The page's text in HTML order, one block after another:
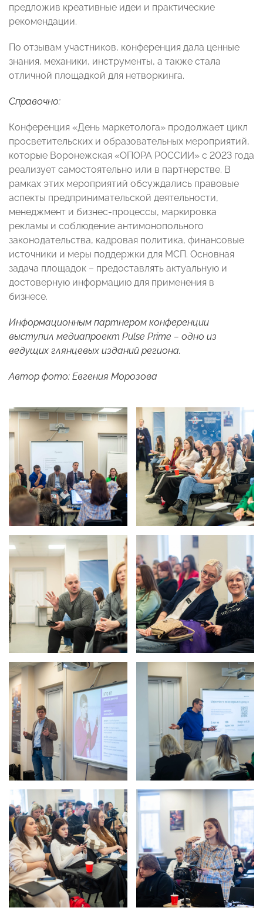
предложив креативные идеи и практические
рекомендации.
По отзывам участников, конференция дала ценные
знания, механики, инструменты, а также стала
отличной площадкой для нетворкинга.
Справочно:
Конференция «День маркетолога» продолжает цикл
просветительских и образовательных мероприятий,
которые Воронежская «ОПОРА РОССИИ» с 2023 года
реализует самостоятельно или в партнерстве. В
рамках этих мероприятий обсуждались правовые
аспекты предпринимательской деятельности,
менеджмент и бизнес-процессы, маркировка
рекламы и соблюдение антимонопольного
законодательства, кадровая политика, финансовые
источники и меры поддержки для МСП. Основная
задача площадок – предоставлять актуальную и
достоверную информацию для применения в
бизнесе.
Информационным партнером конференции
выступил медиапроект Pulse Prime – одно из
ведущих глянцевых изданий региона.
Автор фото: Евгения Морозова